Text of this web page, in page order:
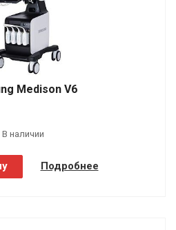
Medison V6
В наличии
Подробнее